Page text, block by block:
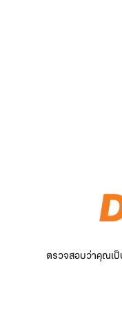
ตรวจสอบว่าคุณเป็